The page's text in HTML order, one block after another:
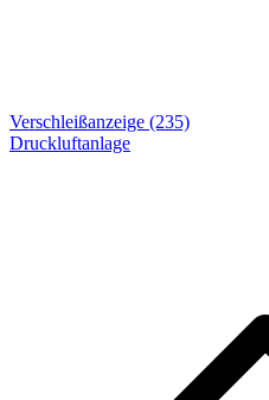
Verschleißanzeige (235)
Druckluftanlage